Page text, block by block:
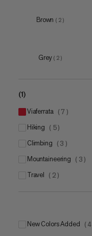
Brown ( 2 )
Grey ( 2 )
(1)
viaferrata ( 7 )
hiking ( 5)
climbing ( 3 )
mountaineering ( 3 )
travel ( 2 )
New Colors Added ( 4